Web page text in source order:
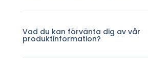
Vad du kan förvänta dig av vår
produktinformation?